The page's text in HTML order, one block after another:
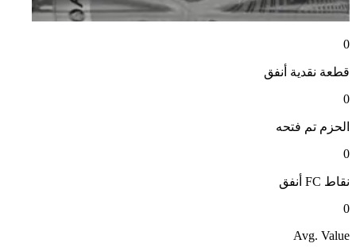
0
قطعة نقدية أنفق
0
الحزم تم فتحه
0
نقاط FC
أنفق
0
Avg. Value